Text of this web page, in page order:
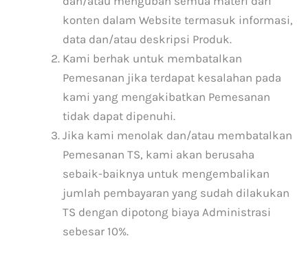
konten dalam Website termasuk informasi,
data dan/atau deskripsi Produk.
Kami berhak untuk membatalkan
Pemesanan jika terdapat kesalahan pada
kami yang mengakibatkan Pemesanan
tidak dapat dipenuhi.
Jika kami menolak dan/atau membatalkan
Pemesanan TS, kami akan berusaha
sebaik-baiknya untuk mengembalikan
jumlah pembayaran yang sudah dilakukan
TS dengan dipotong biaya Administrasi
sebesar 10%.